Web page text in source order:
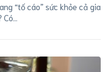
“tố cáo” sức khỏe cả gia